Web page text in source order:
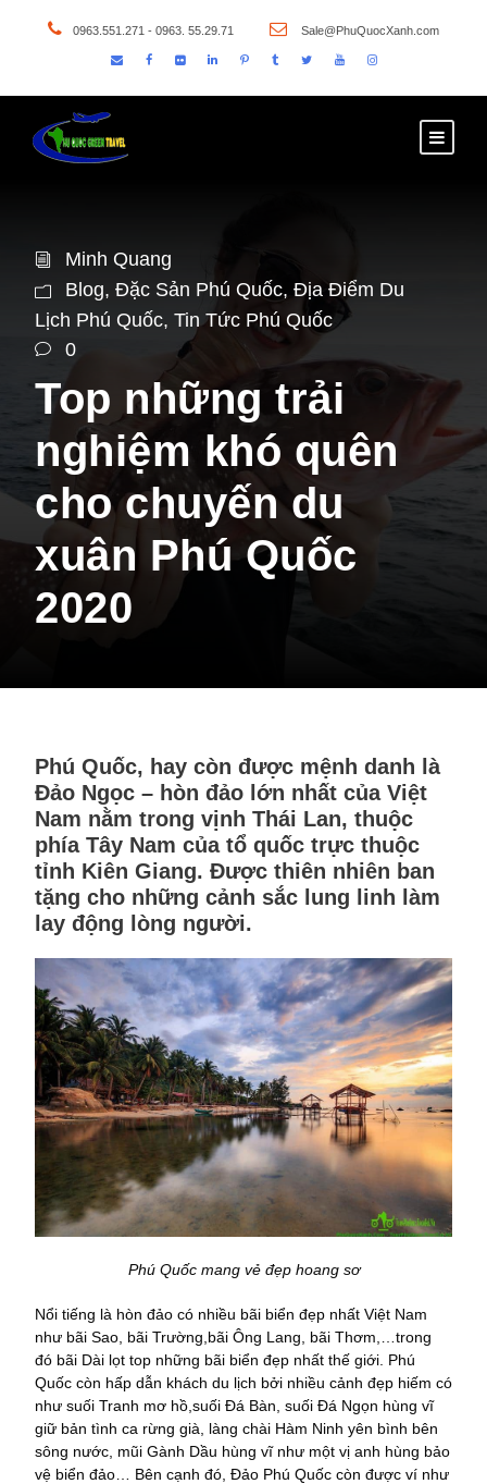
0963.551.271 - 0963. 55.29.71 Sale@PhuQuocXanh.com
Minh Quang
Blog, Đặc Sản Phú Quốc, Địa Điểm Du
Lịch Phú Quốc, Tin Tức Phú Quốc
0
Top những trải
nghiệm khó quên
cho chuyến du
xuân Phú Quốc
2020
Phú Quốc, hay còn được mệnh danh là
Đảo Ngọc – hòn đảo lớn nhất của Việt
Nam nằm trong vịnh Thái Lan, thuộc
phía Tây Nam của tổ quốc trực thuộc
tỉnh Kiên Giang. Được thiên nhiên ban
tặng cho những cảnh sắc lung linh làm
lay động lòng người.
Phú Quốc mang vẻ đẹp hoang sơ
Nổi tiếng là hòn đảo có nhiều bãi biển đẹp nhất Việt Nam
như bãi Sao, bãi Trường,bãi Ông Lang, bãi Thơm,…trong
đó bãi Dài lọt top những bãi biển đẹp nhất thế giới. Phú
Quốc còn hấp dẫn khách du lịch bởi nhiều cảnh đẹp hiếm có
như suối Tranh mơ hồ,suối Đá Bàn, suối Đá Ngọn hùng vĩ
giữ bản tình ca rừng già, làng chài Hàm Ninh yên bình bên
sông nước, mũi Gành Dầu hùng vĩ như một vị anh hùng bảo
vệ biển đảo… Bên cạnh đó, Đảo Phú Quốc còn được ví như